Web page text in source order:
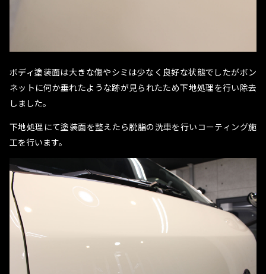
ボディ塗装面は大きな傷やシミは少なく良好な状態でしたがボン
ネットに何か垂れたような跡が見られたため下地処理を行い除去
しました。
下地処理にて塗装面を整えたら脱脂の洗車を行いコーティング施
工を行います。